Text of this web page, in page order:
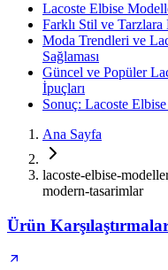
Lacoste Elbise
Farklı Stil ve
Moda Trendleri ve
Sağlaması
Güncel ve Popüler
İpuçları
Sonuç: Lacoste
Ana Sayfa
lacoste-elbise-
modern-tasarimlar
Ürün